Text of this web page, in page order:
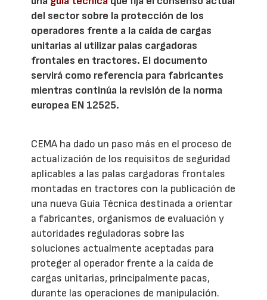
del sector sobre la protección de los
operadores frente a la caída de cargas
unitarias al utilizar palas cargadoras
frontales en tractores. El documento
servirá como referencia para fabricantes
mientras continúa la revisión de la norma
europea EN 12525.
CEMA ha dado un paso más en el proceso de
actualización de los requisitos de seguridad
aplicables a las palas cargadoras frontales
montadas en tractores con la publicación de
una nueva Guía Técnica destinada a orientar
a fabricantes, organismos de evaluación y
autoridades reguladoras sobre las
soluciones actualmente aceptadas para
proteger al operador frente a la caída de
cargas unitarias, principalmente pacas,
durante las operaciones de manipulación.